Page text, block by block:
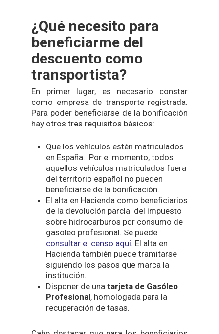
¿Qué necesito para
beneficiarme del
descuento como
transportista?
En primer lugar, es necesario constar
como empresa de transporte registrada.
Para poder beneficiarse de la bonificación
hay otros tres requisitos básicos:
Que los vehículos estén matriculados
en España. Por el momento, todos
aquellos vehículos matriculados fuera
del territorio español no pueden
beneficiarse de la bonificación.
El alta en Hacienda como beneficiarios
de la devolución parcial del impuesto
sobre hidrocarburos por consumo de
gasóleo profesional. Se puede
consultar el censo aquí. El alta en
Hacienda también puede tramitarse
siguiendo los pasos que marca la
institución.
Disponer de una tarjeta de Gasóleo
Profesional, homologada para la
recuperación de tasas.